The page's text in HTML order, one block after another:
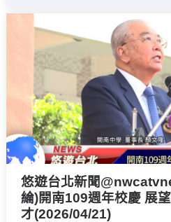
悠遊台北新聞‪
綸)開南109週年校慶 展
才(2026/04/21)